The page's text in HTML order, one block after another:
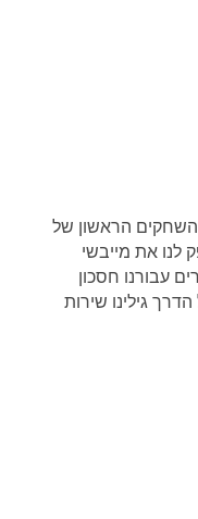
השחקים הראשון של
לנו את מייבשי
עבורנו חסכון
גילינו שירות